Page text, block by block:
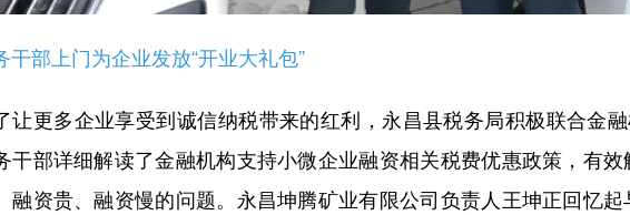
部上门为企业发放“开业大礼包”
更多企业享受到诚信纳税带来的红利，永昌县税务局积极联合金融
干部详细解读了金融机构支持小微企业融资相关税费优惠政策，有
融资贵、融资慢的问题。永昌坤腾矿业有限公司负责人王坤正回忆